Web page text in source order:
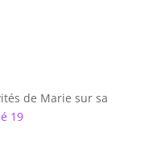
de Marie sur sa
19